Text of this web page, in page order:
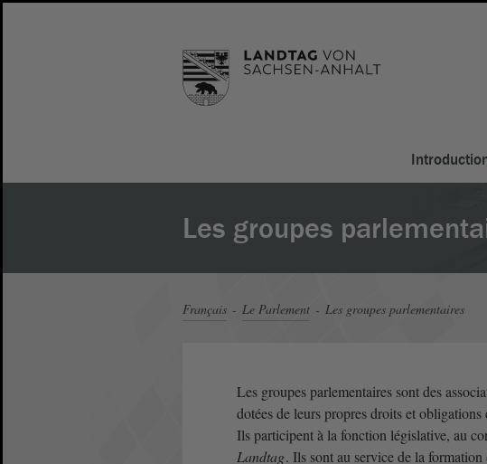
Les groupes
Français Le Parlement Les groupes parlementaires
Les groupes parlementaires sont des
dotées de leurs propres droits et
Ils participent à la fonction législative, au
Landtag. Ils sont au service de la